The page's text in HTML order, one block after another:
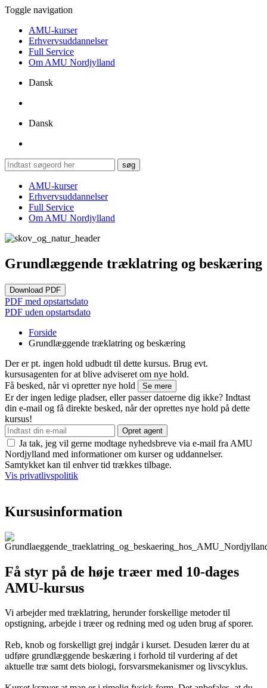
Toggle navigation
AMU-kurser
Erhvervsuddannelser
Full Service
Om AMU Nordjylland
Dansk
Dansk
AMU-kurser
Erhvervsuddannelser
Full Service
Om AMU Nordjylland
Grundlæggende træklatring og beskæring
Download PDF
PDF med opstartsdato
PDF uden opstartsdato
Forside
Grundlæggende træklatring og beskæring
Der er pt. ingen hold udbudt til dette kursus. Brug evt.
kursusagenten for at blive adviseret om nye hold.
Få besked, når vi opretter nye hold
Se mere
Er der ingen ledige pladser, eller passer datoerne dig ikke? Indtast
din e-mail og få direkte besked, når der oprettes nye hold på dette
kursus!
Opret agent
Ja tak, jeg vil gerne modtage nyhedsbreve via e-mail fra AMU
Nordjylland med informationer om kurser og uddannelser.
Samtykket kan til enhver tid trækkes tilbage.
Vis privatlivspolitik
Kursusinformation
Få styr på de høje træer med 10-dages
AMU-kursus
Vi arbejder med træklatring, herunder forskellige metoder til
opstigning, arbejde i træer og redning med og uden brug af sporer.
Reb, knob og forskelligt grej indgår i kurset. Desuden lærer du at
udføre grundlæggende beskæring i forhold til vurdering af det
aktuelle træ samt dets biologi, forsvarsmekanismer og livscyklus.